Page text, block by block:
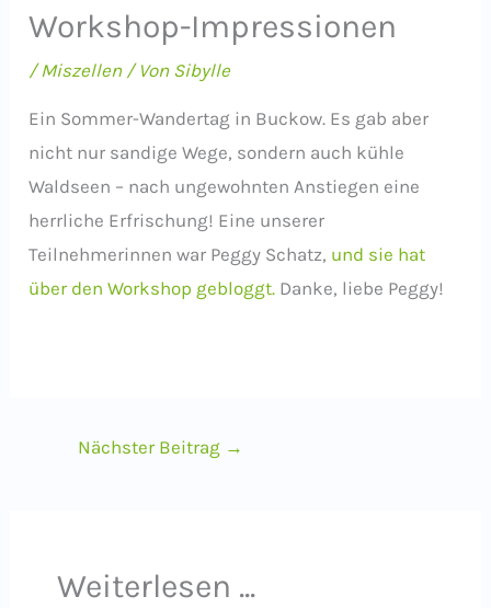
Workshop-Impressionen
/Miszellen/ Von Sibylle
Ein Sommer-Wandertag in Buckow. Es gab aber
nicht nur sandige Wege, sondern auch kühle
Waldseen – nach ungewohnten Anstiegen eine
herrliche Erfrischung! Eine unserer
Teilnehmerinnen war Peggy Schatz, und sie hat
über den Workshop gebloggt. Danke, liebe Peggy!
Nächster Beitrag →
Weiterlesen ...